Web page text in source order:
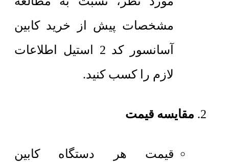
مشخصات پیش از خرید کابین
آسانسور کد 2 استیل اطلاعات
لازم را کسب کنید.
مقایسه قیمت
قیمت هر دستگاه کابین